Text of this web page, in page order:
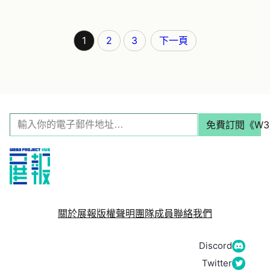
1 2 3 下一頁
輸
入
你
的
電
免費訂閱《
關於展報版權聲明團隊成員聯絡我們
Discord
Twitter